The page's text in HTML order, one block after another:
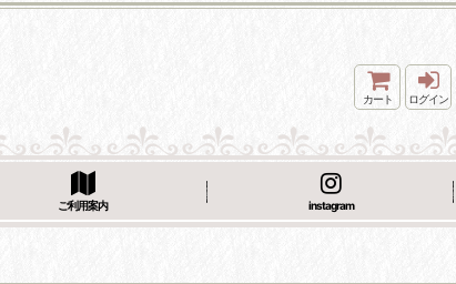
カート ログイン
ご利用案内 instagram